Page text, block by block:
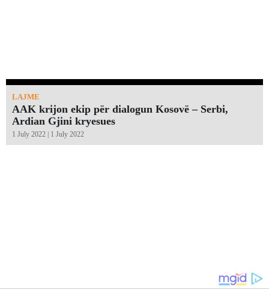
LAJME
AAK krijon ekip për dialogun Kosovë – Serbi,
Ardian Gjini kryesues
1 July 2022 | 1 July 2022